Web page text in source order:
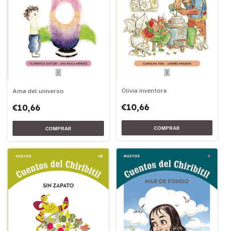
Ama del universo
€10,66
Olivia inventora
€10,66